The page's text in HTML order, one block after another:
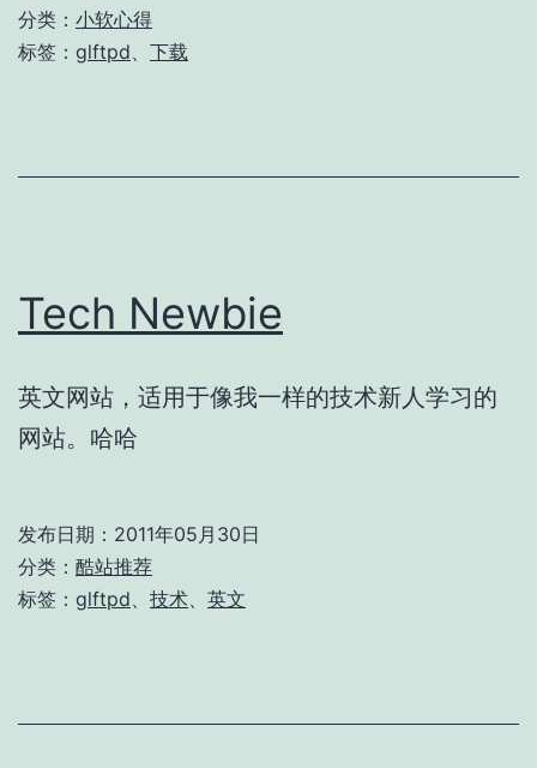
分类： 小软心得
标签： glftpd 下载
Tech Newbie
英文网站，适用于像我一样的技术新人学习的
网站。哈哈
发布日期： 2011年05月30日
分类： 酷站推荐
标签： glftpd 技术 英文